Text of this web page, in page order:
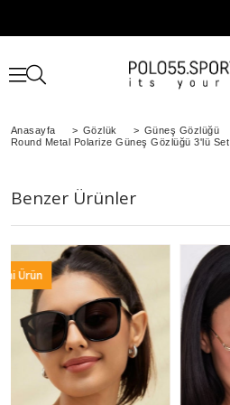
Anasayfa > Gözlük > Güneş Gözlüğü
Round Metal Polarize Güneş Gözlüğü 3'lü Set
Benzer Ürünler